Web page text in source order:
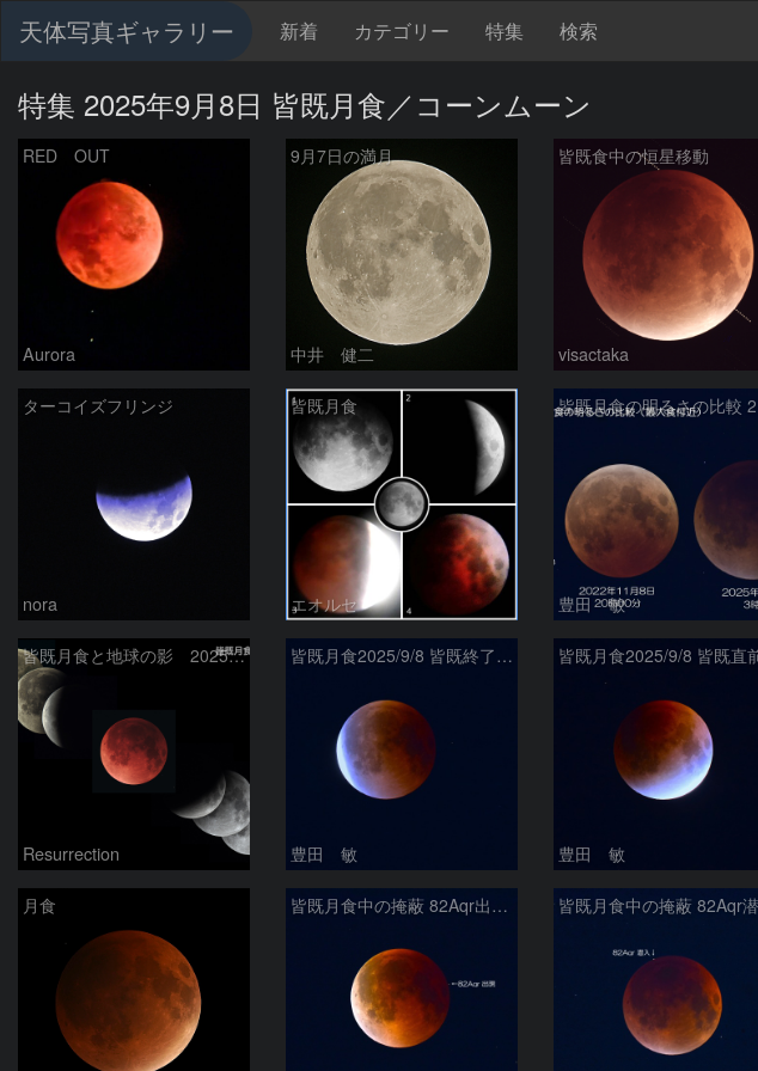
天体写真ギャラリー 新着 カテゴリー 特集 検索
特集 2025年9月8日 皆既月食／コーンムーン
RED OUT
Aurora
9月7日の満月
中井 健二
皆既食中の恒星移動
visactaka
ターコイズフリンジ
nora
皆既月食
エオルセ 豊田 敏
皆既月食と地球の影 2025.9.8
Resurrection
皆既月食2025/9/8 皆既終了後のターコイズフリンジ
豊田 敏 豊田 敏
月食 皆既月食中の掩蔽 82Aqr出現 2025/9/8